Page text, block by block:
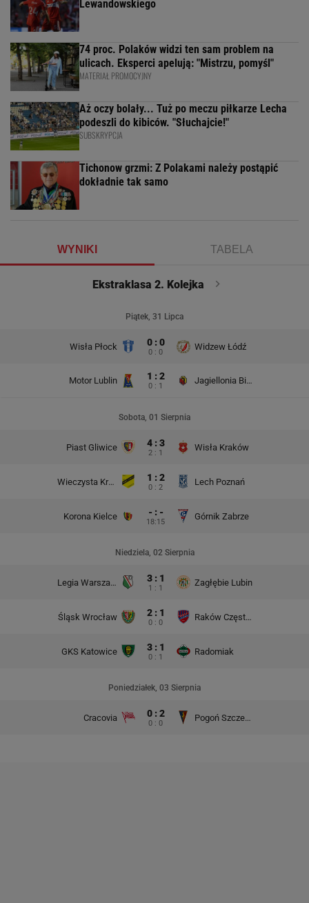
Lewandowskiego
74 proc. Polaków widzi ten sam problem na
ulicach. Eksperci apelują: "Mistrzu, pomyśl"
MATERIAŁ PROMOCYJNY
Aż oczy bolały... Tuż po meczu piłkarze Lecha
podeszli do kibiców. "Słuchajcie!"
SUBSKRYPCJA
Tichonow grzmi: Z Polakami należy postąpić
dokładnie tak samo
WYNIKI TABELA
Ekstraklasa 2. Kolejka
Piątek, 31 Lipca
Wisła Płock 0 : 0
0 : 0
Widzew Łódź
Motor Lublin 1 : 2
0 : 1
Jagiellonia Białystok
Sobota, 01 Sierpnia
Piast Gliwice 4 : 3
2 : 1
Wisła Kraków
Wieczysta Kraków 1 : 2
0 : 2
Lech Poznań
Korona Kielce - : -
18:15
Górnik Zabrze
Niedziela, 02 Sierpnia
Legia Warszawa 3 : 1
1 : 1
Zagłębie Lubin
Śląsk Wrocław 2 : 1
0 : 0
Raków Częstochowa
GKS Katowice 3 : 1
0 : 1
Radomiak
Poniedziałek, 03 Sierpnia
Cracovia 0 : 2
0 : 0
Pogoń Szczecin